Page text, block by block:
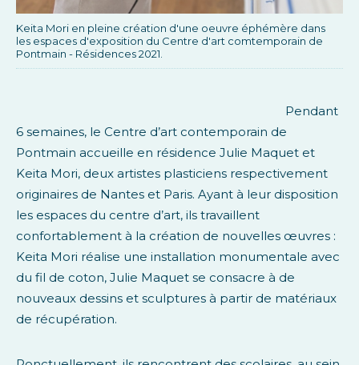
Keita Mori en pleine création d'une oeuvre éphémère dans
les espaces d'exposition du Centre d'art comtemporain de
Pontmain - Résidences 2021.
Pendant
6 semaines, le Centre d’art contemporain de
Pontmain accueille en résidence Julie Maquet et
Keita Mori, deux artistes plasticiens respectivement
originaires de Nantes et Paris. Ayant à leur disposition
les espaces du centre d’art, ils travaillent
confortablement à la création de nouvelles œuvres :
Keita Mori réalise une installation monumentale avec
du fil de coton, Julie Maquet se consacre à de
nouveaux dessins et sculptures à partir de matériaux
de récupération.